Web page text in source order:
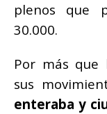
plenos que
30.000.
Por más que
sus
enteraba y